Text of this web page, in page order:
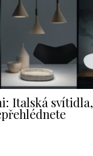
Italská svítidla,